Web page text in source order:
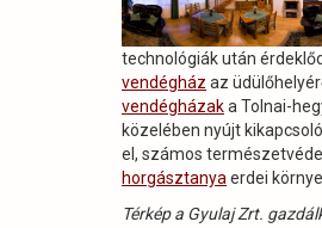
technológiák után
vendégház az
vendégházaka Tolnai-
közelében nyújt
el, számos
horgásztanya erdei
Térkép a Gyulaj Zrt.